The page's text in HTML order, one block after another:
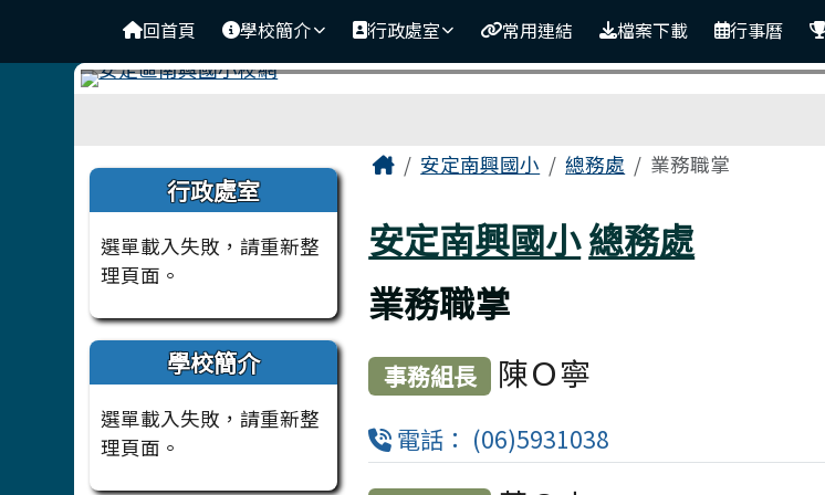
臺南市安定南興國小
回首頁 學校簡介 行政處室 常用連結 檔案下載 行事曆
左邊區域內容
行政處室
選單載入失敗，請重新整
理頁面。
學校簡介
選單載入失敗，請重新整
理頁面。
主內容區域
Home安定南興國小 總務處 業務職掌
安定南興國小總務處
業務職掌
事務組長 陳Ｏ寧
電話： (06)5931038
頁尾區域